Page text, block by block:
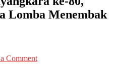
Lomba Menembak
Commenton